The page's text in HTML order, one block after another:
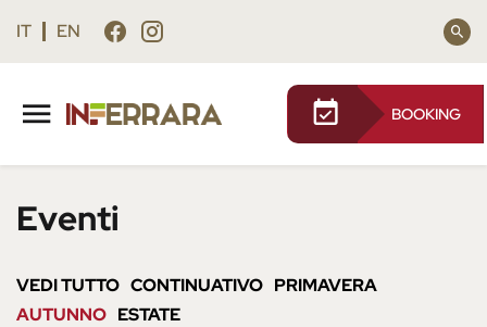
principale
IT EN
BOOKING
Eventi
VEDI TUTTO CONTINUATIVO PRIMAVERA
AUTUNNO ESTATE